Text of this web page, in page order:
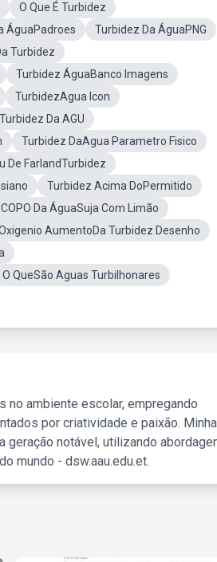
O Que É Turbidez
ÁguaPadroes
Turbidez Da ÁguaPNG
Turbidez
Turbidez ÁguaBanco Imagens
TurbidezAgua Icon
Da AGU
Turbidez DaAgua Parametro Fisico
De FarlandTurbidez
Turbidez Acima DoPermitido
Da ÁguaSuja Com Limão
AumentoDa Turbidez Desenho
O QueSão Aguas Turbilhonares
no ambiente escolar, empregando
por criatividade e paixão. Minha
geração notável, utilizando
mundo - dsw.aau.edu.et.